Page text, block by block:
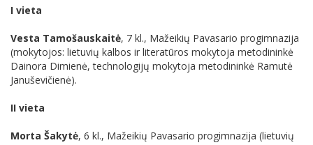
I vieta
Vesta Tamošauskaitė, 7 kl., Mažeikių Pavasario progimnazija
(mokytojos: lietuvių kalbos ir literatūros mokytoja metodininkė
Dainora Dimienė, technologijų mokytoja metodininkė Ramutė
Januševičienė).
II vieta
Morta Šakytė, 6 kl., Mažeikių Pavasario progimnazija (lietuvių